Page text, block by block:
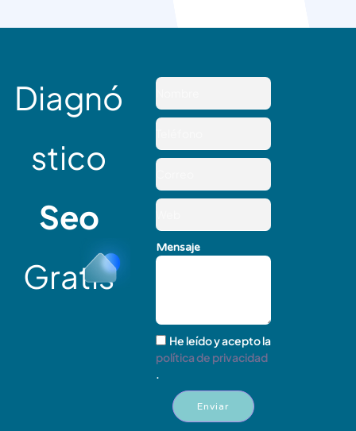
Diagnó
stico
Seo
Gratis
Mensaje
He leído y acepto la
política de privacidad
.
Enviar